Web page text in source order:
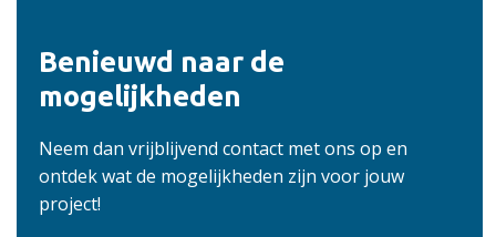
Benieuwd naar de
mogelijkheden
Neem dan vrijblijvend contact met ons op en
ontdek wat de mogelijkheden zijn voor jouw
project!